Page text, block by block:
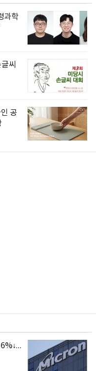
과학
씨
공